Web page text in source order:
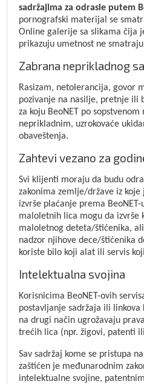
sadržajima za odrasle putem
pornografski materijal se
Online galerije sa slikama čija
prikazuju umetnost ne
Zabrana neprikladnog
Rasizam, netolerancija, govor
pozivanje na nasilje, pretnje ili
za koju BeoNET po
neprikladnim, uzrokovaće
obaveštenja.
Zahtevi vezano za
Svi klijenti moraju da budu
zakonima zemlje/države iz
izvrše plaćanje prema
maloletnih lica mogu da izvrše
maloletnog deteta/štićenika,
nadzor njihove dece/štićenika
koriste bilo koji alat ili servis
Intelektualna svojina
Korisnicima BeoNET-ovih
postavljanje sadržaja ili
na drugi način ugrožavaju
trećih lica (npr. žigovi, patenti
Sav sadržaj kome se pristupa
zaštićen je međunarodnim
intelektualne svojine,